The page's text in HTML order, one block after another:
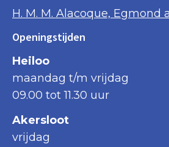
H. M. M. Alacoque, Egmond
Openingstijden
Heiloo
maandag t/m vrijdag
09.00 tot 11.30 uur
Akersloot
vrijdag